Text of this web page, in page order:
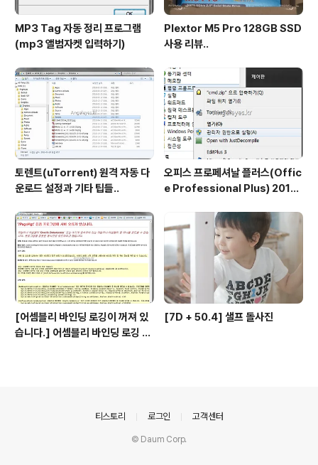
MP3 Tag 자동 정리 프로그램
(mp3 앨범자켓 입력하기)
Plextor M5 Pro 128GB SSD
사용 리뷰..
토렌트(uTorrent) 원격 자동 다
운로드 설정과 기타 팁들..
오피스 프로페셔날 플러스(Offic
e Professional Plus) 2013,
드 활용하여 확인, 삭제, 인증
[어셈블리 바인딩 로깅이 꺼져 있
습니다.] 어셈블리 바인딩 로깅 시
[7D + 50.4] 샐프 돌사진
티스토리 로그인 고객센터
© Daum Corp.